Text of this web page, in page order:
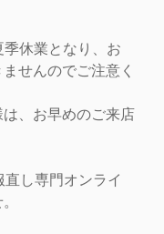
休業となり、 お
せんのでご注意く
、 お早めのご来店
し専門オンライ